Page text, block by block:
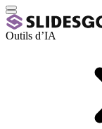
Outils d’IA